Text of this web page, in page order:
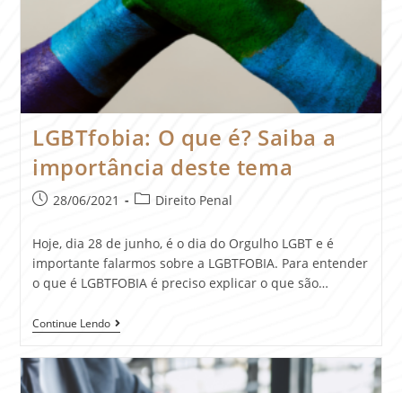
LGBTfobia: O que é? Saiba a
importância deste tema
28/06/2021 Direito Penal
Hoje, dia 28 de junho, é o dia do Orgulho LGBT e é
importante falarmos sobre a LGBTFOBIA. Para entender
o que é LGBTFOBIA é preciso explicar o que são…
Continue Lendo